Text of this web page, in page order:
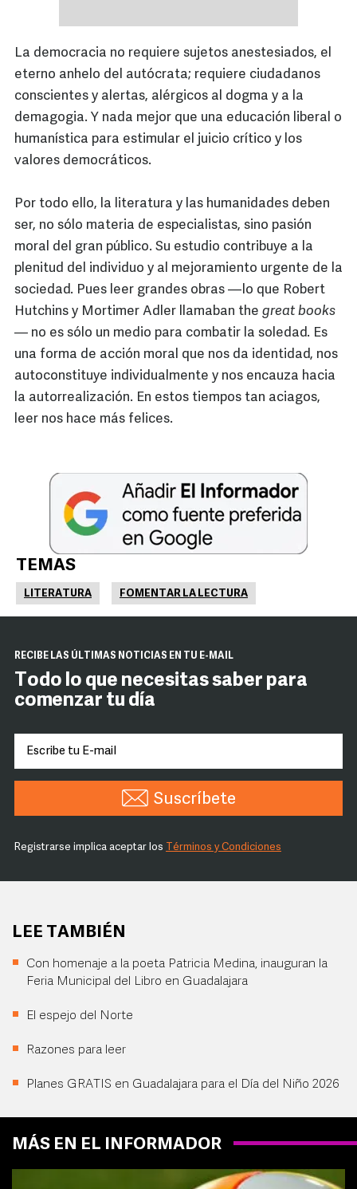
La democracia no requiere sujetos anestesiados, el
eterno anhelo del autócrata; requiere ciudadanos
conscientes y alertas, alérgicos al dogma y a la
demagogia. Y nada mejor que una educación liberal o
humanística para estimular el juicio crítico y los
valores democráticos.
Por todo ello, la literatura y las humanidades deben
ser, no sólo materia de especialistas, sino pasión
moral del gran público. Su estudio contribuye a la
plenitud del individuo y al mejoramiento urgente de la
sociedad. Pues leer grandes obras —lo que Robert
Hutchins y Mortimer Adler llamaban the great books
— no es sólo un medio para combatir la soledad. Es
una forma de acción moral que nos da identidad, nos
autoconstituye individualmente y nos encauza hacia
la autorrealización. En estos tiempos tan aciagos,
leer nos hace más felices.
TEMAS
LITERATURA FOMENTAR LA LECTURA
RECIBE LAS ÚLTIMAS NOTICIAS EN TU E-MAIL
Todo lo que necesitas saber para
comenzar tu día
Suscríbete
Registrarse implica aceptar los Términos y Condiciones
LEE TAMBIÉN
Con homenaje a la poeta Patricia Medina, inauguran la
Feria Municipal del Libro en Guadalajara
El espejo del Norte
Razones para leer
Planes GRATIS en Guadalajara para el Día del Niño 2026
MÁS EN EL INFORMADOR